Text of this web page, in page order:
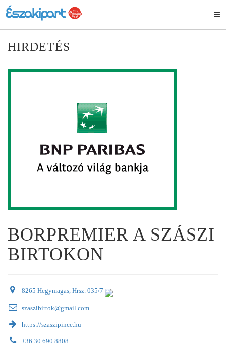
HIRDETÉS
BORPREMIER A SZÁSZI
BIRTOKON
8265 Hegymagas, Hrsz. 035/7
szaszibirtok@gmail.com
https://szaszipince.hu
+36 30 690 8808